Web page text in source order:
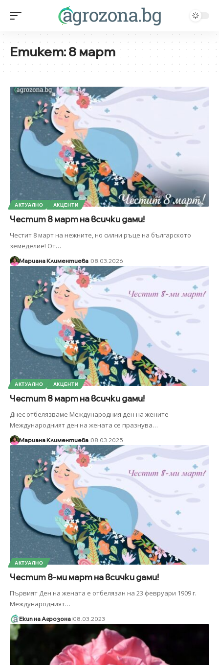
Етикет:8 март
АКТУАЛНО АКЦЕНТИ
Честит 8 март на всички дами!
Честит 8 март на нежните, но силни ръце на българското
земеделие! От…
Мариана Климентиева 08.03.2026
АКТУАЛНО АКЦЕНТИ
Честит 8 март на всички дами!
Днес отбелязваме Международния ден на жените
Международният ден на жената се празнува…
Мариана Климентиева 08.03.2025
АКТУАЛНО
Честит 8-ми март на всички дами!
Първият Ден на жената е отбелязан на 23 февруари 1909 г.
Международният…
Екип на Агрозона 08.03.2023